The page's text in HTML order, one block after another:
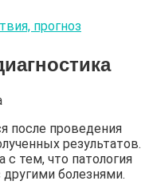
прогноз
после проведения
результатов.
с тем, что патология
болезнями.